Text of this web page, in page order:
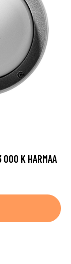
000 K HARMAA